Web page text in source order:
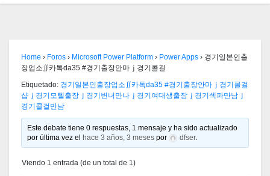
Home › Foros › Microsoft Power Platform › Power Apps › 경기일본인출
장업소∬카톡da35 #경기출장안마ｊ경기콜걸
Etiquetado: 경기일본인출장업소∬카톡da35 #경기출장안마ｊ경기콜걸
샵ｊ경기모텔출장ｊ경기변녀만나ｊ경기여대생출장ｊ경기섹파만남ｊ
경기콜걸만남
Este debate tiene 0 respuestas, 1 mensaje y ha sido actualizado
por última vez el
hace 3 años, 3 meses por dfser.
Viendo 1 entrada (de un total de 1)